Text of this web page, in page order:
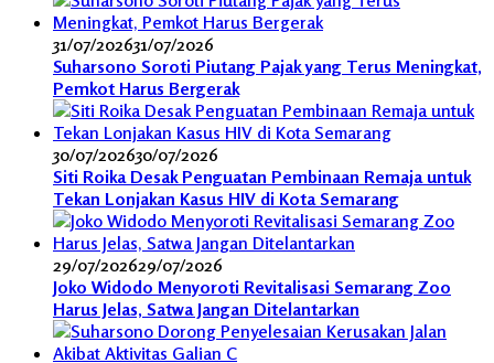
31/07/202631/07/2026
Suharsono Soroti Piutang Pajak yang Terus Meningkat,
Pemkot Harus Bergerak
30/07/202630/07/2026
Siti Roika Desak Penguatan Pembinaan Remaja untuk
Tekan Lonjakan Kasus HIV di Kota Semarang
29/07/202629/07/2026
Joko Widodo Menyoroti Revitalisasi Semarang Zoo
Harus Jelas, Satwa Jangan Ditelantarkan